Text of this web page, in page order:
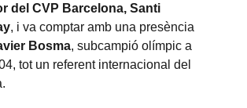
del CVP Barcelona, Santi
, i va comptar amb una presència
Bosma, subcampió olímpic a
tot un referent internacional del